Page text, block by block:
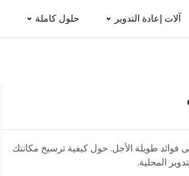
آلات إعادة التدوير حلول كاملة
فوائد طويلة الأجل. حول كيفية ترسيخ مكانتك
المحلية.